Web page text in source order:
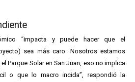
“impacta y puede hacer que el
sea más caro. Nosotros estamos
Parque Solar en San Juan, eso no implica
o que lo macro incida”, respondió la